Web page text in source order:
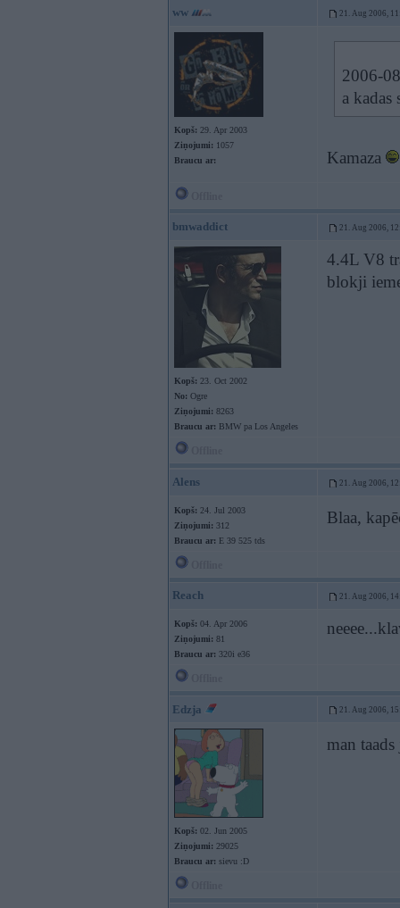
ww 21. Aug 2006,
Kopš: 29. Apr 2003
Ziņojumi: 1057
Braucu ar:
2006-
a
Kamaza
bmwaddict 21. Aug 2006,
Kopš: 23. Oct 2002
No: Ogre
Ziņojumi: 8263
Braucu ar: BMW pa Los Angeles
4.4L V8
blokji
Alens 21. Aug 2006,
Kopš: 24. Jul 2003
Ziņojumi: 312
Braucu ar: E 39 525 tds
Blaa,
Reach 21. Aug 2006,
Kopš: 04. Apr 2006
Ziņojumi: 81
Braucu ar: 320i e36
Edzja 21. Aug 2006,
Kopš: 02. Jun 2005
Ziņojumi: 29025
Braucu ar: sievu :D
man